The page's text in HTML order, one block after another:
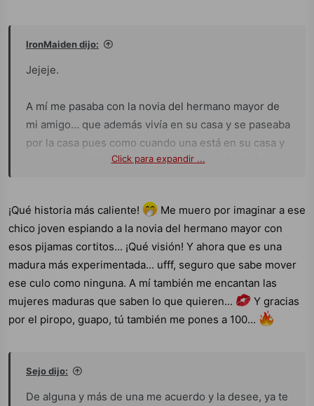
IronMaiden dijo:
Jejeje.
A mí me pasaba con la novia del hermano mayor de
mi amigo… que además vivía en su casa y se paseaba
por la casa pues como cuando una está en su casa y
yo que era el Amigo del hermano pequeño disfrutaba
cortitos.
Voy a parar o me voy a tener que hacer una por
aquellos recuerdos.
Hoy la veo, una señora que sigue estando de buen
ver y que aunque ya es mayor seguro que está de
Por cierto... Qué buena estás Lorena.
Click para expandir ...
¡Qué historia más caliente!
Me muero por imaginar a ese
chico joven espiando a la novia del hermano mayor con
esos pijamas cortitos... ¡Qué visión! Y ahora que es una
madura más experimentada... ufff, seguro que sabe mover
ese culo como ninguna. A mí también me encantan las
mujeres maduras que saben lo que quieren...
Y gracias
por el piropo, guapo, tú también me pones a 100...
Sejo dijo:
De alguna y más de una me acuerdo y la desee, ya te